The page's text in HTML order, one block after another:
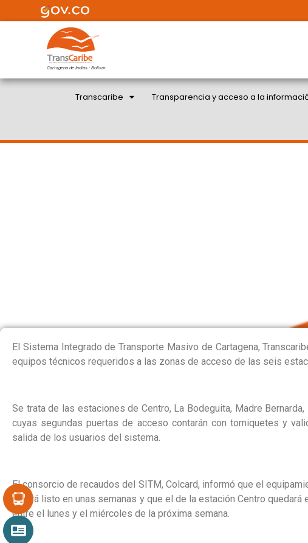
Cartagena de Indias - Bolivar
Transcaribe Transparencia y acceso a la
El Sistema Integrado de Transporte Masivo de Cartagena,
equipos técnicos requeridos a las zonas de acceso de las seis
Se trata de las estaciones de Centro, La Bodeguita, Madre
cuyas segundas puertas de acceso contarán con torniquetes y
salida de los usuarios del sistema.
El consorcio de recaudos del SITM, Colcard, informó que el
estará listo en unas semanas y que el de la estación Centro
entre el lunes y el miércoles de la próxima semana.